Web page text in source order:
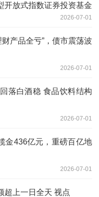
开放式指数证券投资基金
2026-07-01
产品全亏”，债市震荡波
2026-07-01
落白酒稳 食品饮料结构
2026-07-01
金436亿元，重磅百亿地
2026-07-01
超上一日全天 视点